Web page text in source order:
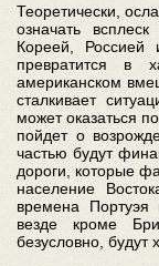
Теоретически,
означать
Кореей,
превратится в
американском
сталкивает
может оказаться
пойдет о
частью будут
дороги, которые
население
времена Портуэя
везде кроме
безусловно, будут